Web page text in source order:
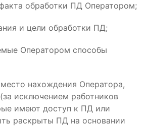
обработки ПД Оператором;
и цели обработки ПД;
Оператором способы
нахождения Оператора,
исключением работников
имеют доступ к ПД или
раскрыты ПД на основании